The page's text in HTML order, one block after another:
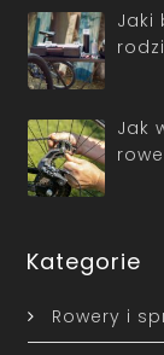
Jaki
Jak
Kategorie
Rowery i